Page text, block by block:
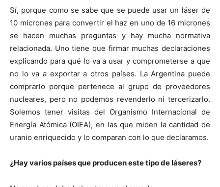
Sí, porque como se sabe que se puede usar un láser de
10 micrones para convertir el haz en uno de 16 micrones
se hacen muchas preguntas y hay mucha normativa
relacionada. Uno tiene que firmar muchas declaraciones
explicando para qué lo va a usar y comprometerse a que
no lo va a exportar a otros países. La Argentina puede
comprarlo porque pertenece al grupo de proveedores
nucleares, pero no podemos revenderlo ni tercerizarlo.
Solemos tener visitas del Organismo Internacional de
Energía Atómica (OIEA), en las que miden la cantidad de
uranio enriquecido y lo comparan con lo que declaramos.
¿Hay varios países que producen este tipo de láseres?